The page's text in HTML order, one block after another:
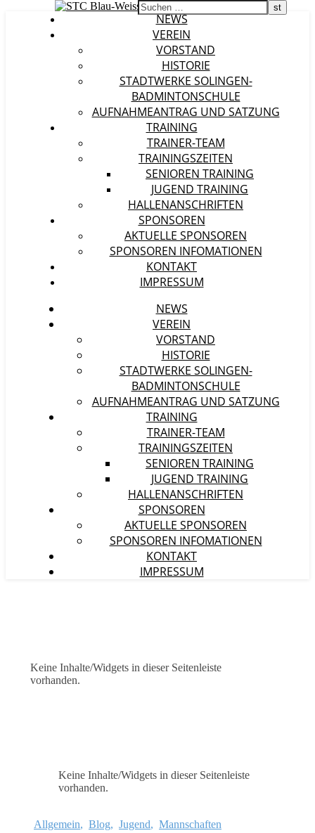
NEWS
VEREIN
VORSTAND
HISTORIE
STADTWERKE SOLINGEN-
BADMINTONSCHULE
AUFNAHMEANTRAG UND SATZUNG
TRAINING
TRAINER-TEAM
TRAININGSZEITEN
SENIOREN TRAINING
JUGEND TRAINING
HALLENANSCHRIFTEN
SPONSOREN
AKTUELLE SPONSOREN
SPONSOREN INFOMATIONEN
KONTAKT
IMPRESSUM
NEWS
VEREIN
VORSTAND
HISTORIE
STADTWERKE SOLINGEN-
BADMINTONSCHULE
AUFNAHMEANTRAG UND SATZUNG
TRAINING
TRAINER-TEAM
TRAININGSZEITEN
SENIOREN TRAINING
JUGEND TRAINING
HALLENANSCHRIFTEN
SPONSOREN
AKTUELLE SPONSOREN
SPONSOREN INFOMATIONEN
KONTAKT
IMPRESSUM
Keine Inhalte/Widgets in dieser Seitenleiste
vorhanden.
Keine Inhalte/Widgets in dieser Seitenleiste
vorhanden.
Allgemein, Blog, Jugend, Mannschaften